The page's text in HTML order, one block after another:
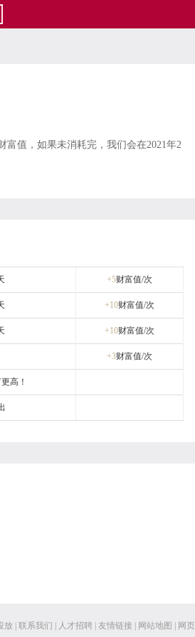
富值，如果未消耗完，我们会在2021年2
+5财富值/次
+10财富值/次
+10财富值/次
+3财富值/次
高！
放 联系我们 人才招聘 友情链接 网站地图 网